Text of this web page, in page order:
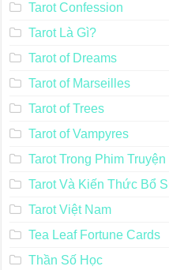
Tarot Confession
Tarot Là Gì?
Tarot of Dreams
Tarot of Marseilles
Tarot of Trees
Tarot of Vampyres
Tarot Trong Phim Truyện
Tarot Và Kiến Thức Bổ
Tarot Việt Nam
Tea Leaf Fortune Cards
Thần Số Học